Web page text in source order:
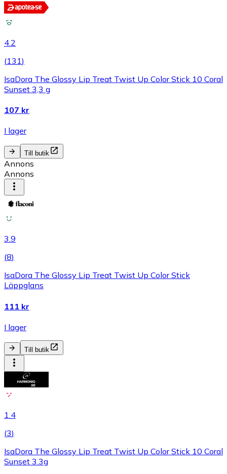
4.2
(131)
IsaDora The Glossy Lip Treat Twist Up Color Stick 10 Coral
Sunset 3,3 g
107 kr
I lager
Till butik
Annons
Annons
3.9
(8)
IsaDora The Glossy Lip Treat Twist Up Color Stick
Läppglans
111 kr
I lager
Till butik
1.4
(3)
IsaDora The Glossy Lip Treat Twist Up Color Stick 10 Coral
Sunset 3.3g